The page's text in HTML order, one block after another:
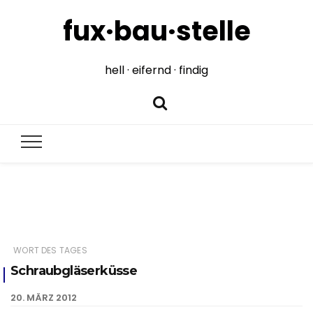
fux·bau·stelle
hell · eifernd · findig
WORT DES TAGES
Schraubgläserküsse
20. MÄRZ 2012